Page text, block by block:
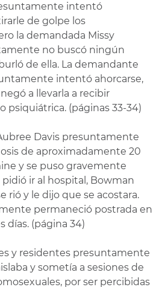
intentó
de golpe los
la demandada Missy
no buscó ningún
de ella. La demandante
intentó ahorcarse,
a llevarla a recibir
psiquiátrica. (páginas 33-34)
Davis presuntamente
de aproximadamente 20
y se puso gravemente
ir al hospital, Bowman
rió y le dijo que se acostara.
permaneció postrada en
días. (página 34)
y residentes presuntamente
y sometía a sesiones de
por ser percibidas